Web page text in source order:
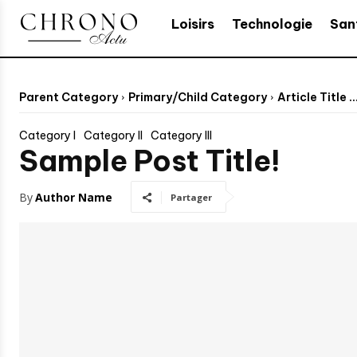
Loisirs Technologie
Parent Category Primary/Child Category Article Title
Category I Category II Category III
Sample Post Title!
ByAuthor Name Partager